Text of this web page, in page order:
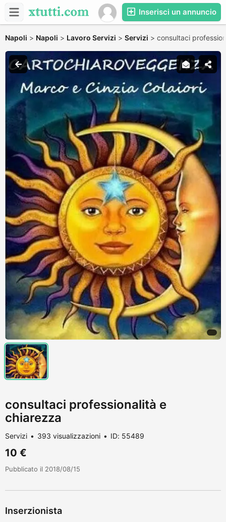
Inserisci un annuncio
Napoli > Napoli > Lavoro Servizi > Servizi > consultaci
consultaci professionalità e
chiarezza
Servizi 393 visualizzazioni ID: 55489
10 €
Pubblicato il 2018/08/15
Inserzionista